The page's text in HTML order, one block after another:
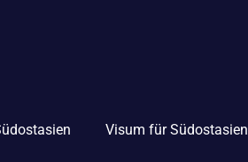
Visum für Südostasien